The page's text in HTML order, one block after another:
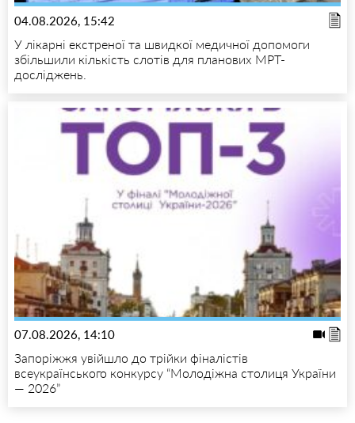
04.08.2026, 15:42
У лікарні екстреної та швидкої медичної допомоги
збільшили кількість слотів для планових МРТ-
досліджень.
07.08.2026, 14:10
Запоріжжя увійшло до трійки фіналістів
всеукраїнського конкурсу “Молодіжна столиця України
— 2026”